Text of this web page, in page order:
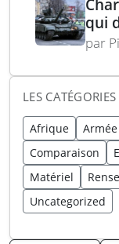
qui
par
LES CATÉGORIES
Afrique
Comparaison
Matériel
Uncategorized